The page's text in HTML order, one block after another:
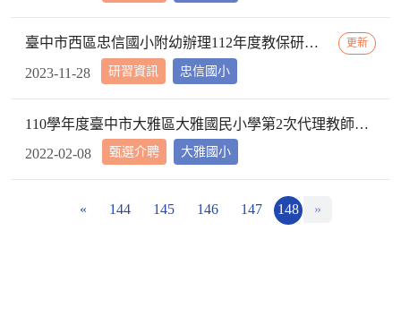
研習資訊
臺中市西區忠信國小附幼辦理112年度教保研習─ 「嬰幼用藥安全~就是「藥」你好好的」，請鼓勵貴校(園)教保服務人員踴躍參加 更新
忠信國小
2023-11-28
甄選介聘
110學年度臺中市大雅區大雅國民小學第2次代理教師甄選第2次招考結果公告
大雅國小
2022-02-08
« 144 145 146 147 148 »